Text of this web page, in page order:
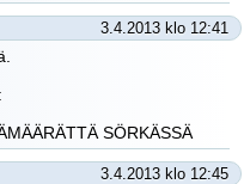
3.4.2013 klo 12:41
SÖRKÄSSÄ
3.4.2013 klo 12:45